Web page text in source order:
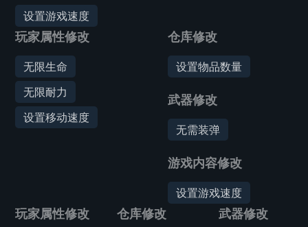
设置游戏速度
玩家属性修改
无限生命
无限耐力
设置移动速度
仓库修改
设置物品数量
武器修改
无需装弹
游戏内容修改
设置游戏速度
玩家属性修改 仓库修改 武器修改